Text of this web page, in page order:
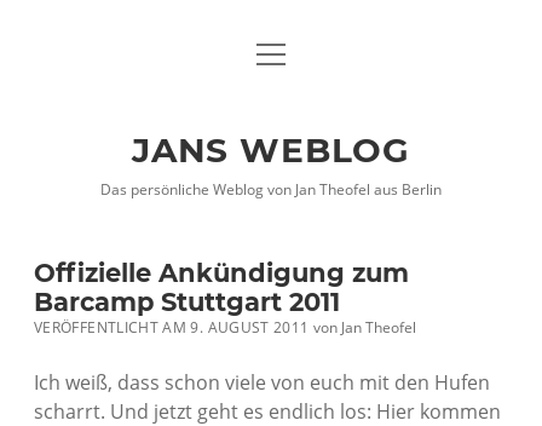
DATENSCHUTZHINWEISE
twitterfacebook
xing
Menü
JANS WEBLOG
Das persönliche Weblog von Jan Theofel aus Berlin
Offizielle Ankündigung zum
Barcamp Stuttgart 2011
VERÖFFENTLICHT AM 9. AUGUST 2011 vonJan Theofel
Ich weiß, dass schon viele von euch mit den Hufen
scharrt. Und jetzt geht es endlich los: Hier kommen